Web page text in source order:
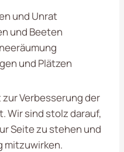
und Unrat
und Beeten
und Plätzen
Verbesserung der
Wir sind stolz darauf,
Seite zu stehen und
mitzuwirken.